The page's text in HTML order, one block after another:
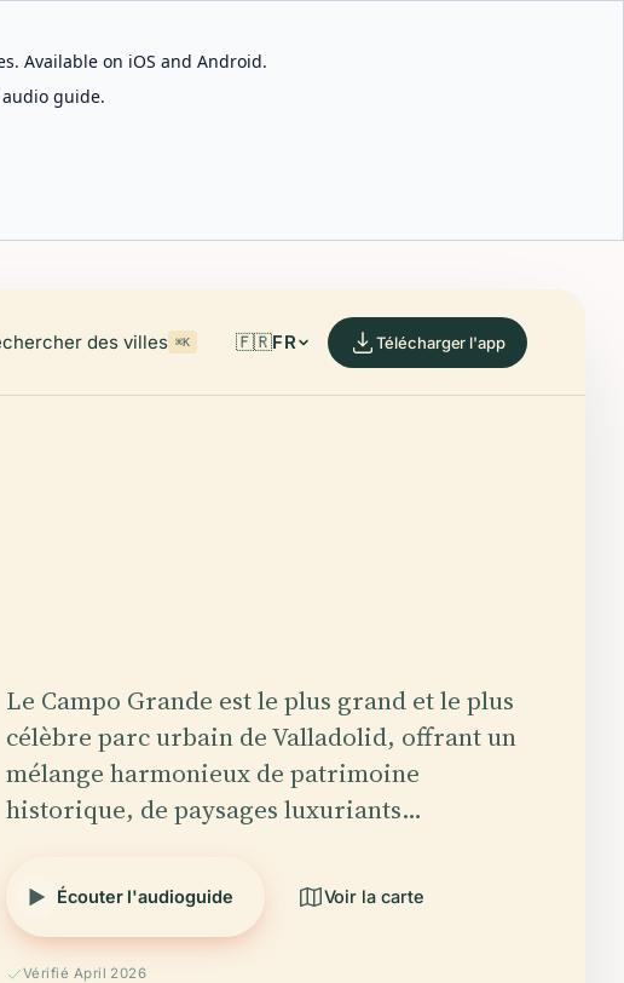
Available on iOS and Android.
guide.
des villes ⌘K 🇫🇷FR Télécharger l'app
Le Campo Grande est le plus grand et le plus
célèbre parc urbain de Valladolid, offrant un
mélange harmonieux de patrimoine
historique, de paysages luxuriants…
Écouter l'audioguide Voir la carte
Vérifié April 2026